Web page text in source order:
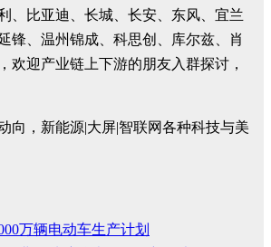
、比亚迪、长城、长安、东风、宜兰
锋、温州锦成、科思创、库尔兹、肖
欢迎产业链上下游的朋友入群探讨，
万辆电动车生产计划